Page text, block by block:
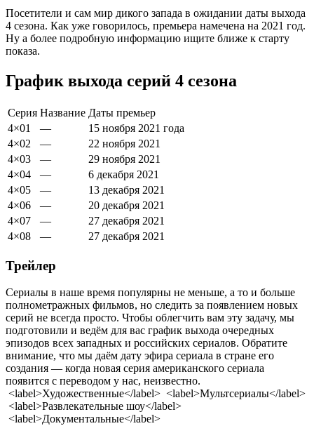
Посетители и сам мир дикого запада в ожидании даты выхода
4 сезона. Как уже говорилось, премьера намечена на 2021 год.
Ну а более подробную информацию ищите ближе к старту
показа.
График выхода серий 4 сезона
Серия Название Даты премьер
4×01
— 15 ноября 2021 года
4×02
— 22 ноября 2021
4×03
— 29 ноября 2021
4×04
— 6 декабря 2021
4×05
— 13 декабря 2021
4×06
— 20 декабря 2021
4×07
— 27 декабря 2021
4×08
— 27 декабря 2021
Трейлер
Сериалы в наше время популярны не меньше, а то и больше
полнометражных фильмов, но следить за появлением новых
серий не всегда просто. Чтобы облегчить вам эту задачу, мы
подготовили и ведём для вас график выхода очередных
эпизодов всех западных и российских сериалов. Обратите
внимание, что мы даём дату эфира сериала в стране его
создания — когда новая серия американского сериала
появится с переводом у нас, неизвестно.
<label>Художественные</label> <label>Мультсериалы</label>
<label>Развлекательные шоу</label>
<label>Документальные</label>